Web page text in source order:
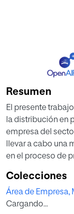
Resumen
El presente
la distribución en
empresa del
llevar a cabo una
en el proceso de
fin de conocer los
desarrollan en su
materias primas
Colecciones
Área de
Cargando...